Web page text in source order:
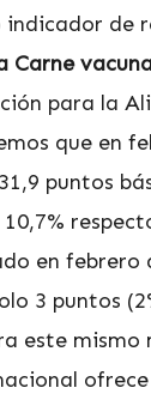
indicador de
Carne
para la
que en
puntos
en febrero
3 puntos
este mismo